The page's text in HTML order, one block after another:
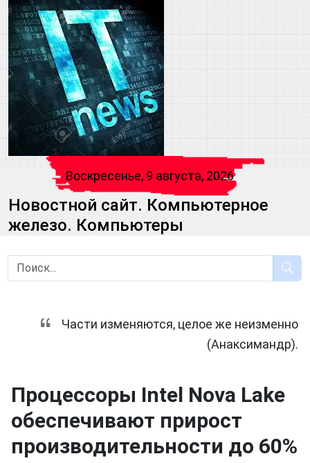
Воскресенье, 9 августа, 2026
Новостной сайт. Компьютерное
железо. Компьютеры
Части изменяются, целое же неизменно
(Анаксимандр).
Процессоры Intel Nova Lake
обеспечивают прирост
производительности до 60%